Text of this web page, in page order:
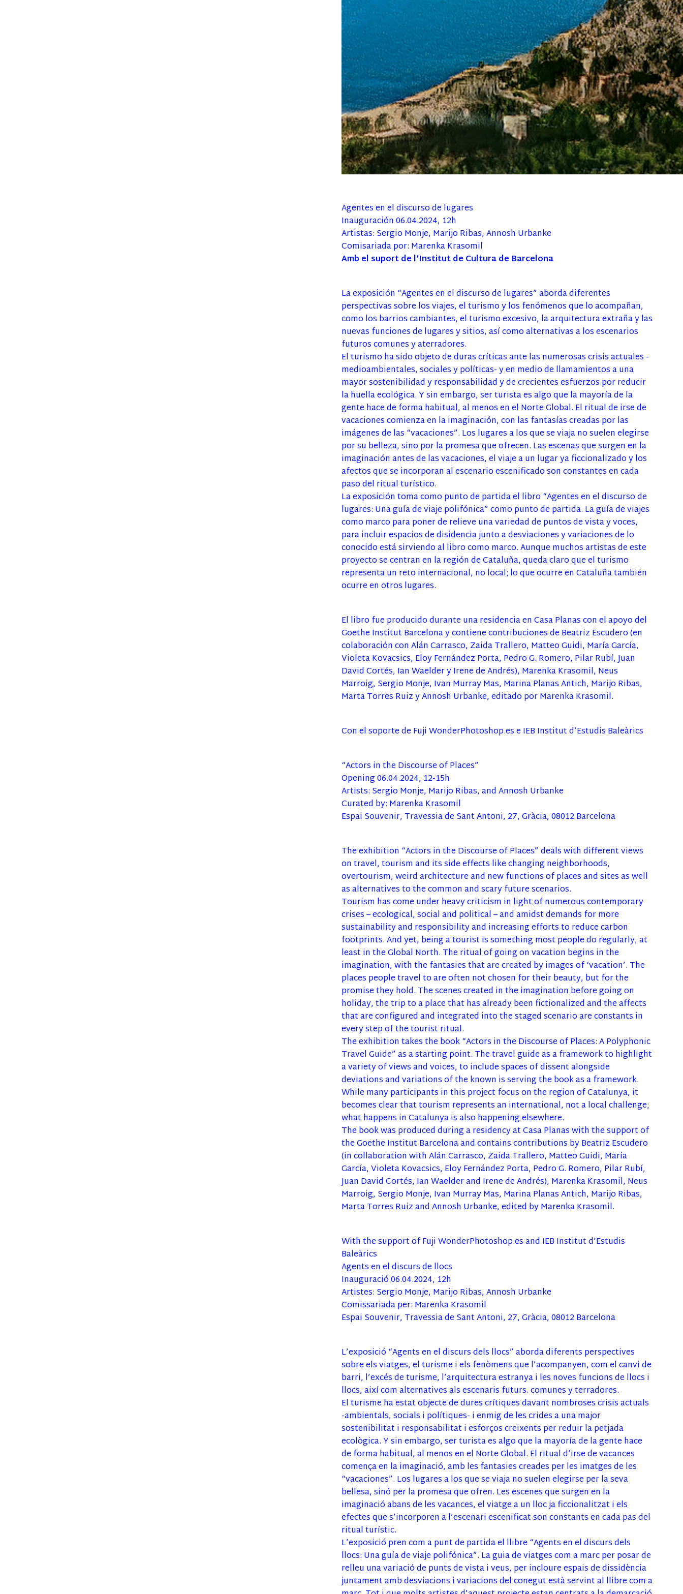
Agentes en el discurso de lugares
Inauguración 06.04.2024, 12h
Artistas: Sergio Monje, Marijo Ribas, Annosh Urbanke
Comisariada por: Marenka Krasomil
Amb el suport de l’Institut de Cultura de Barcelona
La exposición “Agentes en el discurso de lugares” aborda diferentes
perspectivas sobre los viajes, el turismo y los fenómenos que lo acompañan,
como los barrios cambiantes, el turismo excesivo, la arquitectura extraña y las
nuevas funciones de lugares y sitios, así como alternativas a los escenarios
futuros comunes y aterradores.
El turismo ha sido objeto de duras críticas ante las numerosas crisis actuales -
medioambientales, sociales y políticas- y en medio de llamamientos a una
mayor sostenibilidad y responsabilidad y de crecientes esfuerzos por reducir
la huella ecológica. Y sin embargo, ser turista es algo que la mayoría de la
gente hace de forma habitual, al menos en el Norte Global. El ritual de irse de
vacaciones comienza en la imaginación, con las fantasías creadas por las
imágenes de las “vacaciones”. Los lugares a los que se viaja no suelen elegirse
por su belleza, sino por la promesa que ofrecen. Las escenas que surgen en la
imaginación antes de las vacaciones, el viaje a un lugar ya ficcionalizado y los
afectos que se incorporan al escenario escenificado son constantes en cada
paso del ritual turístico.
La exposición toma como punto de partida el libro “Agentes en el discurso de
lugares: Una guía de viaje polifónica” como punto de partida. La guía de viajes
como marco para poner de relieve una variedad de puntos de vista y voces,
para incluir espacios de disidencia junto a desviaciones y variaciones de lo
conocido está sirviendo al libro como marco. Aunque muchos artistas de este
proyecto se centran en la región de Cataluña, queda claro que el turismo
representa un reto internacional, no local; lo que ocurre en Cataluña también
ocurre en otros lugares.
El libro fue producido durante una residencia en Casa Planas con el apoyo del
Goethe Institut Barcelona y contiene contribuciones de Beatriz Escudero (en
colaboración con Alán Carrasco, Zaida Trallero, Matteo Guidi, María García,
Violeta Kovacsics, Eloy Fernández Porta, Pedro G. Romero, Pilar Rubí, Juan
David Cortés, Ian Waelder y Irene de Andrés), Marenka Krasomil, Neus
Marroig, Sergio Monje, Ivan Murray Mas, Marina Planas Antich, Marijo Ribas,
Marta Torres Ruiz y Annosh Urbanke, editado por Marenka Krasomil.
Con el soporte de Fuji WonderPhotoshop.es e IEB Institut d’Estudis Baleàrics
“Actors in the Discourse of Places”
Opening 06.04.2024, 12-15h
Artists: Sergio Monje, Marijo Ribas, and Annosh Urbanke
Curated by: Marenka Krasomil
Espai Souvenir, Travessia de Sant Antoni, 27, Gràcia, 08012 Barcelona
The exhibition “Actors in the Discourse of Places” deals with different views
on travel, tourism and its side effects like changing neighborhoods,
overtourism, weird architecture and new functions of places and sites as well
as alternatives to the common and scary future scenarios.
Tourism has come under heavy criticism in light of numerous contemporary
crises – ecological, social and political – and amidst demands for more
sustainability and responsibility and increasing efforts to reduce carbon
footprints. And yet, being a tourist is something most people do regularly, at
least in the Global North. The ritual of going on vacation begins in the
imagination, with the fantasies that are created by images of ‘vacation’. The
places people travel to are often not chosen for their beauty, but for the
promise they hold. The scenes created in the imagination before going on
holiday, the trip to a place that has already been fictionalized and the affects
that are configured and integrated into the staged scenario are constants in
every step of the tourist ritual.
The exhibition takes the book “Actors in the Discourse of Places: A Polyphonic
Travel Guide” as a starting point. The travel guide as a framework to highlight
a variety of views and voices, to include spaces of dissent alongside
deviations and variations of the known is serving the book as a framework.
While many participants in this project focus on the region of Catalunya, it
becomes clear that tourism represents an international, not a local challenge;
what happens in Catalunya is also happening elsewhere.
The book was produced during a residency at Casa Planas with the support of
the Goethe Institut Barcelona and contains contributions by Beatriz Escudero
(in collaboration with Alán Carrasco, Zaida Trallero, Matteo Guidi, María
García, Violeta Kovacsics, Eloy Fernández Porta, Pedro G. Romero, Pilar Rubí,
Juan David Cortés, Ian Waelder and Irene de Andrés), Marenka Krasomil, Neus
Marroig, Sergio Monje, Ivan Murray Mas, Marina Planas Antich, Marijo Ribas,
Marta Torres Ruiz and Annosh Urbanke, edited by Marenka Krasomil.
With the support of Fuji WonderPhotoshop.es and IEB Institut d’Estudis
Baleàrics
Agents en el discurs de llocs
Inauguració 06.04.2024, 12h
Artistes: Sergio Monje, Marijo Ribas, Annosh Urbanke
Comissariada per: Marenka Krasomil
Espai Souvenir, Travessia de Sant Antoni, 27, Gràcia, 08012 Barcelona
L’exposició “Agents en el discurs dels llocs” aborda diferents perspectives
sobre els viatges, el turisme i els fenòmens que l’acompanyen, com el canvi de
barri, l’excés de turisme, l’arquitectura estranya i les noves funcions de llocs i
llocs, així com alternatives als escenaris futurs. comunes y terradores.
El turisme ha estat objecte de dures crítiques davant nombroses crisis actuals
-ambientals, socials i polítiques- i enmig de les crides a una major
sostenibilitat i responsabilitat i esforços creixents per reduir la petjada
ecològica. Y sin embargo, ser turista es algo que la mayoría de la gente hace
de forma habitual, al menos en el Norte Global. El ritual d’irse de vacances
comença en la imaginació, amb les fantasies creades per les imatges de les
“vacaciones”. Los lugares a los que se viaja no suelen elegirse per la seva
bellesa, sinó per la promesa que ofren. Les escenes que surgen en la
imaginació abans de les vacances, el viatge a un lloc ja ficcionalitzat i els
efectes que s’incorporen a l’escenari escenificat son constants en cada pas del
ritual turístic.
L’exposició pren com a punt de partida el llibre “Agents en el discurs dels
llocs: Una guía de viaje polifónica”. La guia de viatges com a marc per posar de
relleu una variació de punts de vista i veus, per incloure espais de dissidència
juntament amb desviacions i variacions del conegut està servint al llibre com a